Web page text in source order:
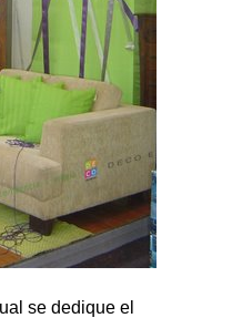
se dedique el